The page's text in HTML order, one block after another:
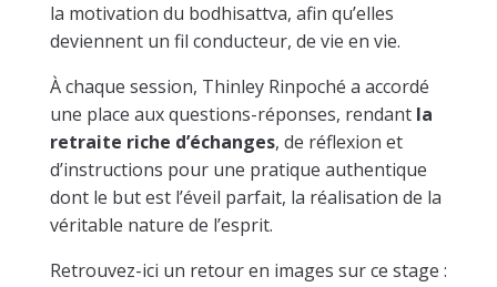
la motivation du bodhisattva, afin qu’elles
deviennent un fil conducteur, de vie en vie.
À chaque session, Thinley Rinpoché a accordé
une place aux questions-réponses, rendant la
retraite riche d’échanges, de réflexion et
d’instructions pour une pratique authentique
dont le but est l’éveil parfait, la réalisation de la
véritable nature de l’esprit.
Retrouvez-ici un retour en images sur ce stage :